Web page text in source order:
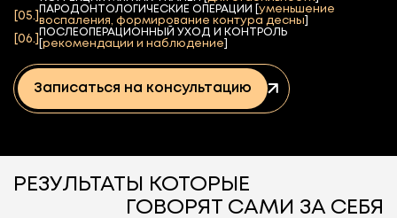
[05.]
ПАРОДОНТОЛОГИЧЕСКИЕ ОПЕРАЦИИ [ уменьшение
воспаления, формирование контура десны
[06.]
ПОСЛЕОПЕРАЦИОННЫЙ УХОД И КОНТРОЛЬ
рекомендации и наблюдение
Записаться на консультацию
РЕЗУЛЬТАТЫ КОТОРЫЕ
ГОВОРЯТ САМИ ЗА СЕБЯ